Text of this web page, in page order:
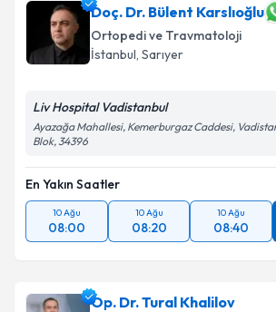
Doç. Dr. Bülent Karslıoğlu
Ortopedi ve Travmatoloji
İstanbul, Sarıyer
Liv Hospital Vadistanbul
Ayazağa Mahallesi, Kemerburgaz Caddesi,
Blok, 34396
En Yakın Saatler
10 Ağu
08:00
10 Ağu
08:20
10 Ağu
08:40
Op. Dr. Tural Khalilov